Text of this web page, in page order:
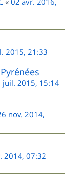
2015, 21:33
juil. 2015, 15:14
nov. 2014,
2014, 07:32